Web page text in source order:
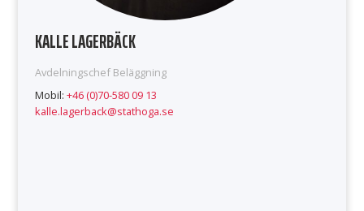
KALLE LAGERBÄCK
Avdelningschef Beläggning
Mobil: +46 (0)70-580 09 13
kalle.lagerback@stathoga.se